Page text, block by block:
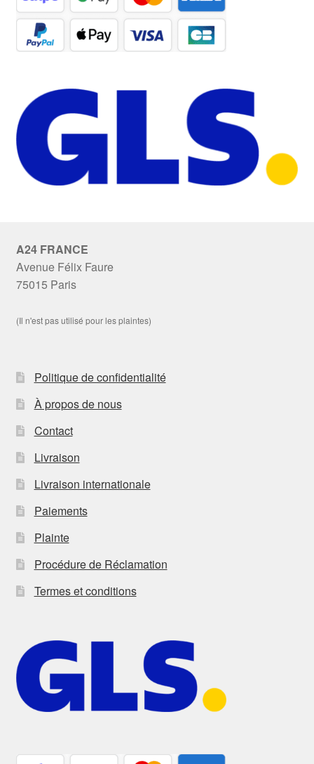
A24 FRANCE
Avenue Félix Faure
75015 Paris
(Il n'est pas utilisé pour les plaintes)
Politique de confidentialité
À propos de nous
Contact
Livraison
Livraison internationale
Paiements
Plainte
Procédure de Réclamation
Termes et conditions